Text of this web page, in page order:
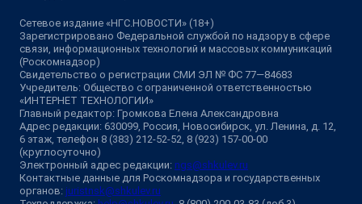
Сетевое издание «НГС.НОВОСТИ» (18+)
Зарегистрировано Федеральной службой по надзору в сфере
связи, информационных технологий и массовых коммуникаций
(Роскомнадзор)
Свидетельство о регистрации СМИ ЭЛ № ФС 77—84683
Учредитель: Общество с ограниченной ответственностью
«ИНТЕРНЕТ ТЕХНОЛОГИИ»
Главный редактор: Громкова Елена Александровна
Адрес редакции: 630099, Россия, Новосибирск, ул. Ленина, д. 12,
6 этаж, телефон 8 (383) 212-52-52, 8 (923) 157-00-00
(круглосуточно)
Электронный адрес редакции: ngs@shkulev.ru
Контактные данные для Роскомнадзора и государственных
органов: juristnsk@shkulev.ru